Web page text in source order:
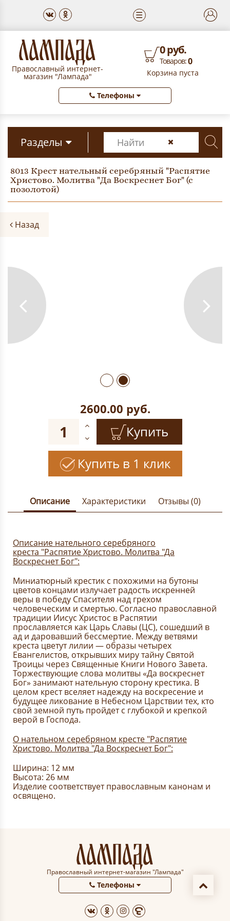
☰
Православный интернет-
магазин "Лампада"
0 руб.
Товаров:0
Корзина пуста
Телефоны
Разделы
8013 Крест нательный серебряный "Распятие
Христово. Молитва "Да Воскреснет Бог" (с
позолотой)
Назад
2600.00 руб.
Купить
Купить в 1 клик
Описание Характеристики Отзывы (0)
Описание нательного серебряного
креста "Распятие Христово. Молитва "Да
Воскреснет Бог":
Миниатюрный крестик с похожими на бутоны
цветов концами излучает радость искренней
веры в победу Спасителя над грехом
человеческим и смертью. Согласно православной
традиции Иисус Христос в Распятии
прославляется как Царь Славы (ЦС), сошедший в
ад и даровавший бессмертие. Между ветвями
креста цветут лилии — образы четырех
Евангелистов, открывших миру тайну Святой
Троицы через Священные Книги Нового Завета.
Торжествующие слова молитвы «Да воскреснет
Бог» занимают нательную сторону крестика. В
целом крест вселяет надежду на воскресение и
будущее ликование в Небесном Царствии тех, кто
свой земной путь пройдет с глубокой и крепкой
верой в Господа.
О нательном серебряном кресте "Распятие
Христово. Молитва "Да Воскреснет Бог":
Ширина: 12 мм
Высота: 26 мм
Изделие соответствует православным канонам и
освящено.
Православный интернет-магазин "Лампада"
Телефоны